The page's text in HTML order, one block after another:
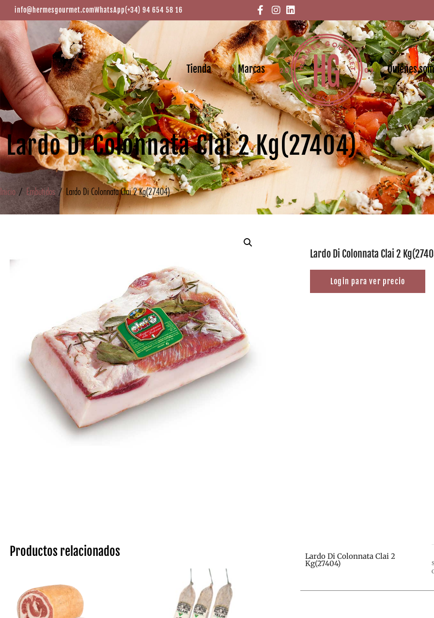
info@hermesgourmet.comWhatsApp(+34) 94 654 58 16
Tienda Marcas Quiénes
Lardo Di Colonnata Clai 2 Kg(27404)
Inicio / Embutidos/ Lardo Di Colonnata Clai 2 Kg(27404)
Lardo Di Colonnata Clai 2
Login para ver precio
Productos relacionados Lardo Di Colonnata Clai 2
Kg(27404)